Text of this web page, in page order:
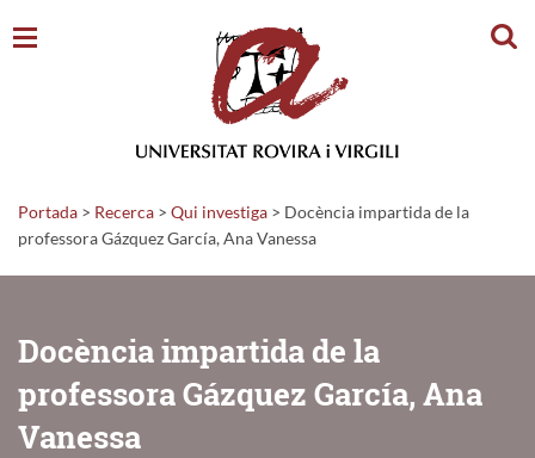
Portada > Recerca > Qui investiga > Docència impartida de la
professora Gázquez García, Ana Vanessa
Docència impartida de la
professora Gázquez García, Ana
Vanessa